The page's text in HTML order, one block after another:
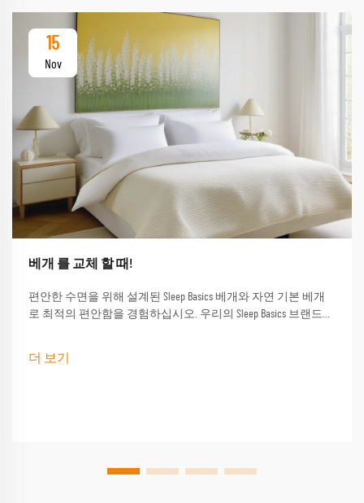
15
Nov
베개 를 교체 할 때!
편안한 수면을 위해 설계된 Sleep Basics 베개와 자연 기본 베개
로 최적의 편안함을 경험하십시오. 우리의 Sleep Basics 브랜드
더 보기